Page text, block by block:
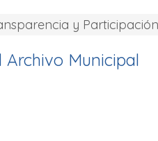
y
Archivo Municipal